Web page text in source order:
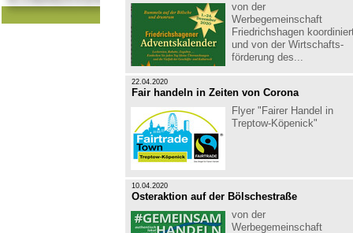
von der
Werbegemeinschaft
Friedrichshagen
und von der Wirt­schafts­
för­de­rung des...
22.04.2020
Fair handeln in Zeiten von Corona
Flyer "Fairer Handel in
Treptow-Köpenick"
10.04.2020
Osteraktion auf der Bölschestraße
von der
Werbegemeinschaft